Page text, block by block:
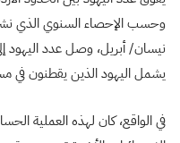
يشمل اليهود الذين يقطنون في
في الواقع، كان لهذه العملية